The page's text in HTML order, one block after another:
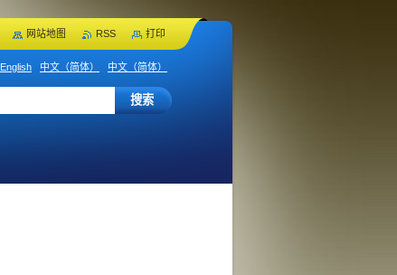
English 中文（简体） 中文（简体）
网站地图 RSS 打印